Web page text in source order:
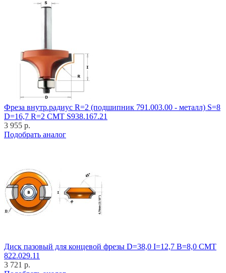
Фреза внутр.радиус R=2 (подшипник 791.003.00 - металл) S=8
D=16,7 R=2 CMT S938.167.21
3 955 р.
Подобрать аналог
Диск пазовый для концевой фрезы D=38,0 I=12,7 B=8,0 CMT
822.029.11
3 721 р.